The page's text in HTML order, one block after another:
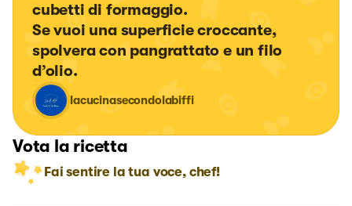
cubetti di formaggio.
Se vuoi una superficie croccante,
spolvera con pangrattato e un filo
d’olio.
lacucinasecondolabiffi
Vota la ricetta
Fai sentire la tua voce, chef!